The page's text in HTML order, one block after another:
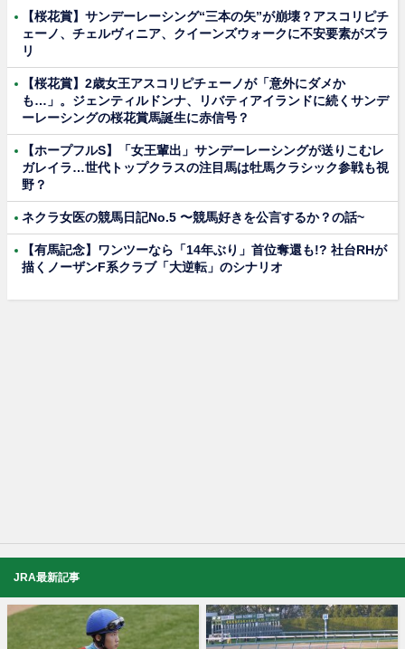
【桜花賞】サンデーレーシング“三本の矢”が崩壊？アスコリピチ
ェーノ、チェルヴィニア、クイーンズウォークに不安要素がズラ
リ
【桜花賞】2歳女王アスコリピチェーノが「意外にダメか
も…」。ジェンティルドンナ、リバティアイランドに続くサンデ
ーレーシングの桜花賞馬誕生に赤信号？
【ホープフルS】「女王輩出」サンデーレーシングが送りこむレ
ガレイラ…世代トップクラスの注目馬は牡馬クラシック参戦も視
野？
ネクラ女医の競馬日記No.5 〜競馬好きを公言するか？の話~
【有馬記念】ワンツーなら「14年ぶり」首位奪還も!? 社台RHが
描くノーザンF系クラブ「大逆転」のシナリオ
JRA最新記事